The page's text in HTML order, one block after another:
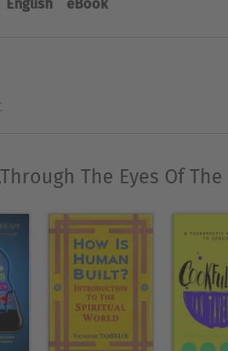
to be therapeutic.
English eBook
The Eyes Of The